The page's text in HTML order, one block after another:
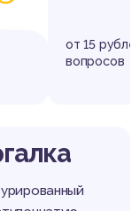
от 15
вопросов